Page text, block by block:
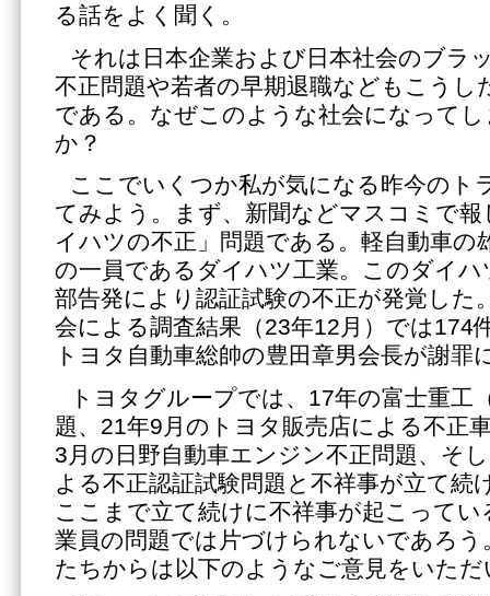
る話をよく聞く。
それは日本企業および日本社会のブラ
不正問題や若者の早期退職などもこうし
である。なぜこのような社会になって
か？
ここでいくつか私が気になる昨今のト
てみよう。まず、新聞などマスコミで
イハツの不正」問題である。軽自動車の
の一員であるダイハツ工業。このダイ
部告発により認証試験の不正が発覚した
会による調査結果（23年12月）では174
トヨタ自動車総帥の豊田章男会長が謝罪
トヨタグループでは、17年の富士重工
題、21年9月のトヨタ販売店による不正
3月の日野自動車エンジン不正問題、そ
よる不正認証試験問題と不祥事が立て続
ここまで立て続けに不祥事が起こってい
業員の問題では片づけられないであろう
たちからは以下のようなご意見をいた